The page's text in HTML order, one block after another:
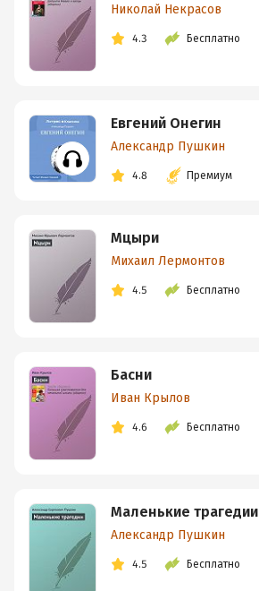
Николай Некрасов
4.3 Бесплатно
Евгений Онегин
Александр Пушкин
4.8 Премиум
Мцыри
Михаил Лермонтов
4.5 Бесплатно
Басни
Иван Крылов
4.6 Бесплатно
Маленькие трагедии
Александр Пушкин
4.5 Бесплатно